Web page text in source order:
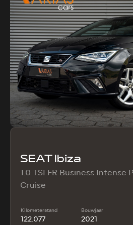
SEAT Ibiza
1.0 TSI FR Business Intense
Cruise
Kilometerstand
122.077
Bouwjaar
2021